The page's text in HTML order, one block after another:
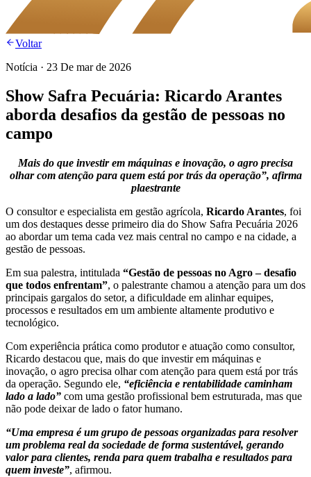
Voltar
Notícia · 23 De mar de 2026
Show Safra Pecuária: Ricardo Arantes
aborda desafios da gestão de pessoas no
campo
Mais do que investir em máquinas e inovação, o agro precisa
olhar com atenção para quem está por trás da operação”, afirma
plaestrante
O consultor e especialista em gestão agrícola, Ricardo Arantes, foi
um dos destaques desse primeiro dia do Show Safra Pecuária 2026
ao abordar um tema cada vez mais central no campo e na cidade, a
gestão de pessoas.
Em sua palestra, intitulada “Gestão de pessoas no Agro – desafio
que todos enfrentam”, o palestrante chamou a atenção para um dos
principais gargalos do setor, a dificuldade em alinhar equipes,
processos e resultados em um ambiente altamente produtivo e
tecnológico.
Com experiência prática como produtor e atuação como consultor,
Ricardo destacou que, mais do que investir em máquinas e
inovação, o agro precisa olhar com atenção para quem está por trás
da operação. Segundo ele, “eficiência e rentabilidade caminham
lado a lado” com uma gestão profissional bem estruturada, mas que
não pode deixar de lado o fator humano.
“Uma empresa é um grupo de pessoas organizadas para resolver
um problema real da sociedade de forma sustentável, gerando
valor para clientes, renda para quem trabalha e resultados para
quem investe”, afirmou.